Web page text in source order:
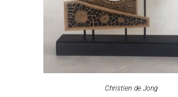
Christien de Jong